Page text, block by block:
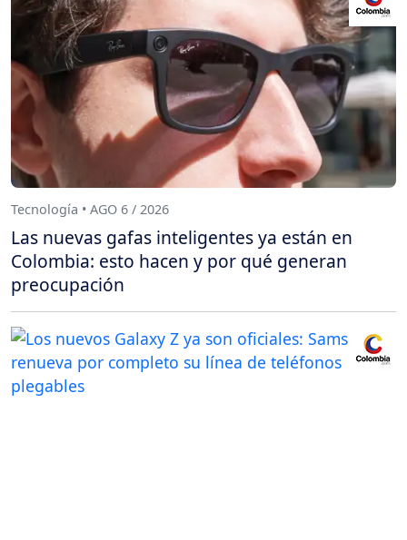
Tecnología • AGO 6 / 2026
Las nuevas gafas inteligentes ya están en
Colombia: esto hacen y por qué generan
preocupación